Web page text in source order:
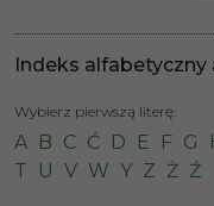
Indeks
Wybierz pierwszą literę:
A B C Ć D E F G
T
U V W Y Z Ż Ź